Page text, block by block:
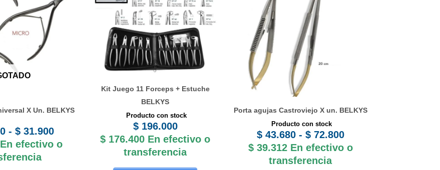
X Un. BELKYS
- $31.900
desde
$ 23.310
En efectivo o
en
Kit Juego 11 Forceps + Estuche
BELKYS
Producto con stock
$196.000
$ 176.400 En efectivo o
transferencia
Porta agujas Castroviejo X un. BELKYS
Producto con stock
$43.680 - $72.800
$39.312 En efectivo o
transferencia
en